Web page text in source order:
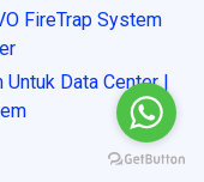
FireTrap System
Data Center |